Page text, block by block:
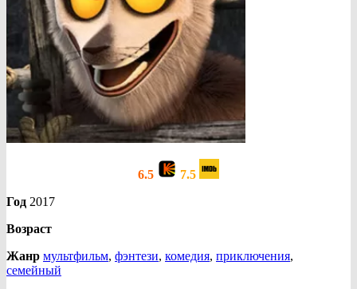
6.5
7.5
Год 2017
Возраст
Жанр мультфильм, фэнтези, комедия, приключения,
семейный